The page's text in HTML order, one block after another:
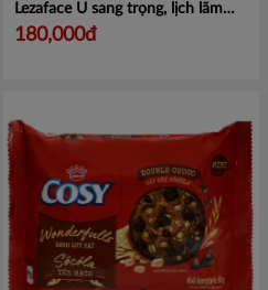
Lezaface U sang trọng, lịch lãm
1905GSVMã KJ1905
180,000đ